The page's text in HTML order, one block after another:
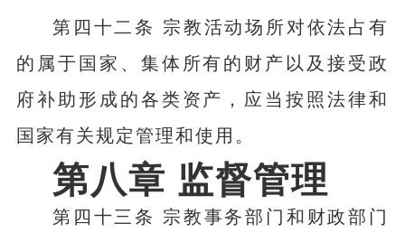
第四十二条 宗教活动场所对依法占有
的属于国家、集体所有的财产以及接受政
府补助形成的各类资产，应当按照法律和
国家有关规定管理和使用。
第八章 监督管理
第四十三条 宗教事务部门和财政部门